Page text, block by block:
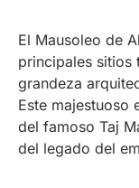
El Mausoleo de
principales sitios
grandeza
Este majestuoso
del famoso Taj
del legado del